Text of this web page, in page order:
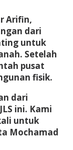
Arifin,
dari
untuk
Setelah
pusat
fisik.
dari
ini. Kami
untuk
Mochamad